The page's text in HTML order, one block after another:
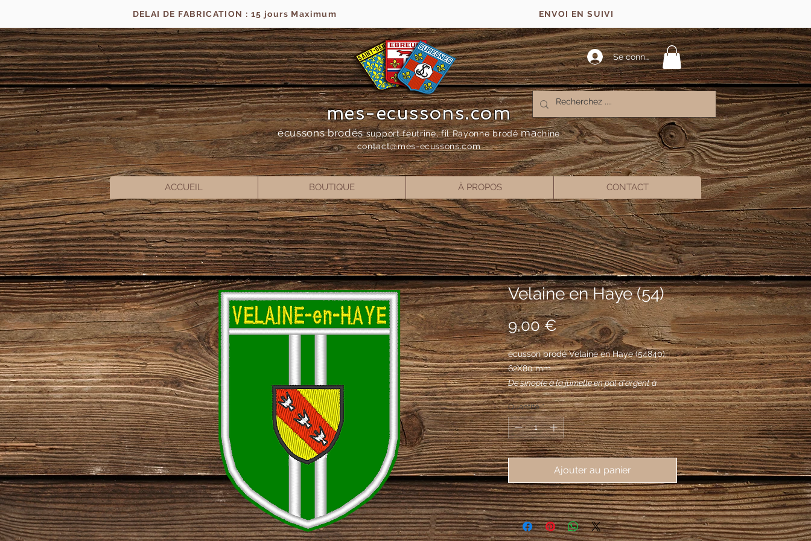
DELAI DE FABRICATION : 15 jours Maximum ENVOI EN SUIVI
Se connecter
mes-ecussons.com
écussons brodés support feutrine, fil Rayonne brodémachine
contact@mes-ecussons.com
ACCUEIL BOUTIQUE À PROPOS CONTACT
Velaine en Haye (54)
9,00 €Prix
écusson brodé Velaine en Haye (54840),
62X80 mm
De sinople à la jumelle en pal d'argent à
l'écusson d'or en abîme chargé d'une bande
de gueules à trois alérion d'argent.
Quantité *
Ajouter au panier